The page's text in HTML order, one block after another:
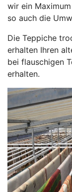
wir ein
so auch die
Die Teppiche
erhalten Ihren
bei flauschigen
erhalten.